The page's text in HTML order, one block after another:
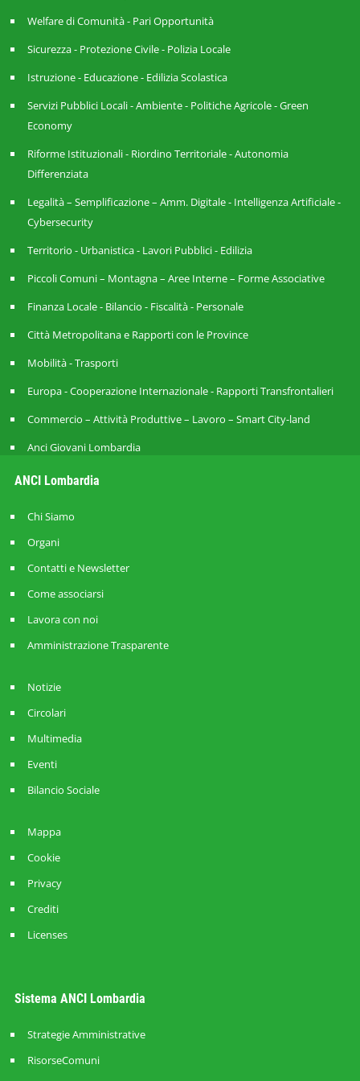
Welfare di Comunità - Pari Opportunità
Sicurezza - Protezione Civile - Polizia Locale
Istruzione - Educazione - Edilizia Scolastica
Servizi Pubblici Locali - Ambiente - Politiche Agricole - Green
Economy
Riforme Istituzionali - Riordino Territoriale - Autonomia
Differenziata
Legalità – Semplificazione – Amm. Digitale - Intelligenza Artificiale -
Cybersecurity
Territorio - Urbanistica - Lavori Pubblici - Edilizia
Piccoli Comuni – Montagna – Aree Interne – Forme Associative
Finanza Locale - Bilancio - Fiscalità - Personale
Città Metropolitana e Rapporti con le Province
Mobilità - Trasporti
Europa - Cooperazione Internazionale - Rapporti Transfrontalieri
Commercio – Attività Produttive – Lavoro – Smart City-land
Anci Giovani Lombardia
ANCI Lombardia
Chi Siamo
Organi
Contatti e Newsletter
Come associarsi
Lavora con noi
Amministrazione Trasparente
Notizie
Circolari
Multimedia
Eventi
Bilancio Sociale
Mappa
Cookie
Privacy
Crediti
Licenses
Sistema ANCI Lombardia
Strategie Amministrative
RisorseComuni